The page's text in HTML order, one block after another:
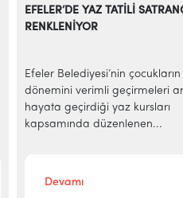
EFELER’DE YAZ TATİLİ
RENKLENİYOR
Efeler Belediyesi’nin
dönemini verimli geçirmeleri
hayata geçirdiği yaz kursları
kapsamında düzenlenen...
Devamı